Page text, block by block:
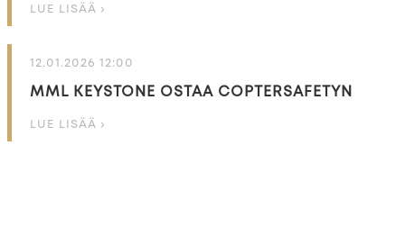
LUE LISÄÄ ›
12.01.2026 12:00
MML KEYSTONE OSTAA COPTERSAFETYN
LUE LISÄÄ ›